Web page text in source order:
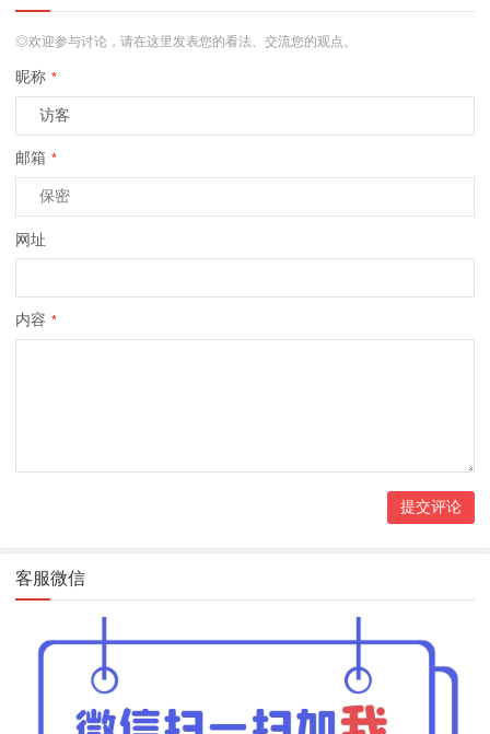
◎欢迎参与讨论，请在这里发表您的看法、交流您的观点。
昵称 *
邮箱 *
网址
内容 *
客服微信